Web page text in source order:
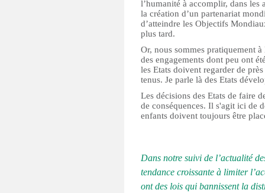
l’humanité à accomplir, dans les
la création d’un partenariat
d’atteindre les Objectifs
plus tard.
Or, nous sommes pratiquement
des engagements dont peu ont
les Etats doivent regarder de
tenus. Je parle là des Etats
Les décisions des Etats de faire
de conséquences. Il s'agit ici de
enfants doivent toujours être
Dans notre suivi de l’actualité
tendance croissante à limiter
ont des lois qui bannissent la